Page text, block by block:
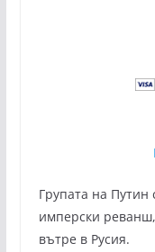
Групата на
имперски реванш,
вътре в Русия.